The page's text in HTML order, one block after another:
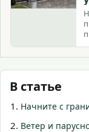
В статье
Начните с
Ветер и